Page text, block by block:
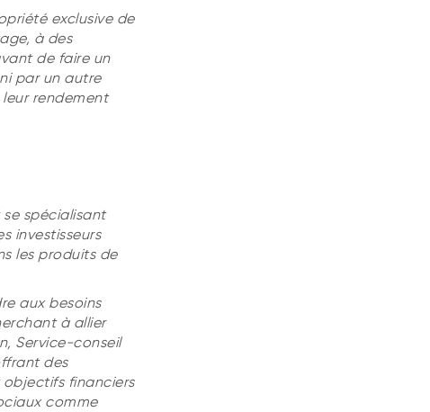
exclusive de
à des
de faire un
par un autre
rendement
spécialisant
investisseurs
les produits de
aux besoins
à allier
Service-conseil
des
objectifs financiers
comme